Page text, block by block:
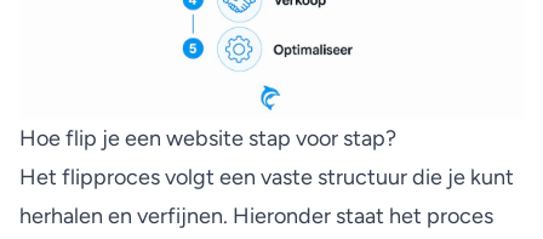
Hoe flip je een website stap voor stap?
Het flipproces volgt een vaste structuur die je kunt
herhalen en verfijnen. Hieronder staat het proces